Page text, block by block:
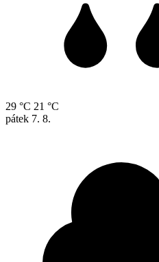
29 °C 21 °C
pátek 7. 8.